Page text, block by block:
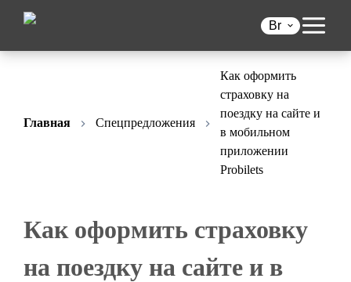
Br
Главная Спецпредложения
Как оформить
страховку на
поездку на сайте и
в мобильном
приложении
Probilets
Как оформить страховку
на поездку на сайте и в